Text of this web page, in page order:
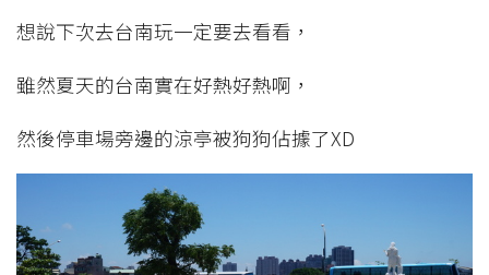
想說下次去台南玩一定要去看看，
雖然夏天的台南實在好熱好熱啊，
然後停車場旁邊的涼亭被狗狗佔據了XD